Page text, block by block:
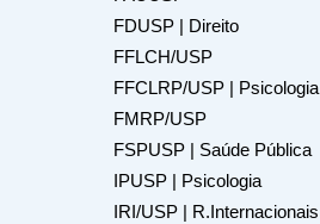
FDUSP | Direito
FFLCH/USP
FFCLRP/USP | Psicologia
FMRP/USP
FSPUSP | Saúde Pública
IPUSP | Psicologia
IRI/USP | R.Internacionais